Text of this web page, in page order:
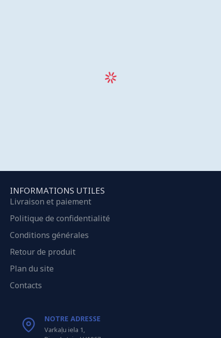
INFORMATIONS UTILES
Livraison et paiement
Politique de confidentialité
Conditions générales
Retour de produit
Plan du site
Contacts
NOTRE ADRESSE
Varkaļu iela 1,